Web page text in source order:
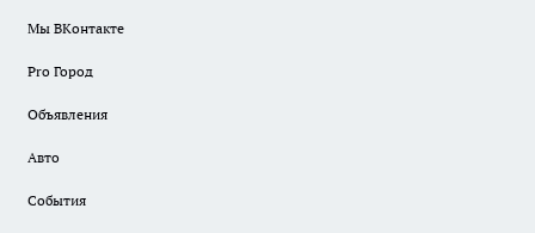
Мы ВКонтакте
Pro Город
Объявления
Авто
События